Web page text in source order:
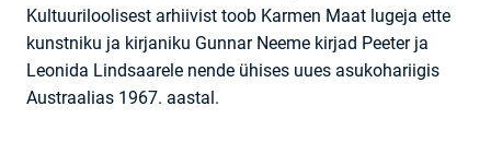
Kultuuriloolisest arhiivist toob Karmen Maat lugeja ette
kunstniku ja kirjaniku Gunnar Neeme kirjad Peeter ja
Leonida Lindsaarele nende ühises uues asukohariigis
Austraalias 1967. aastal.